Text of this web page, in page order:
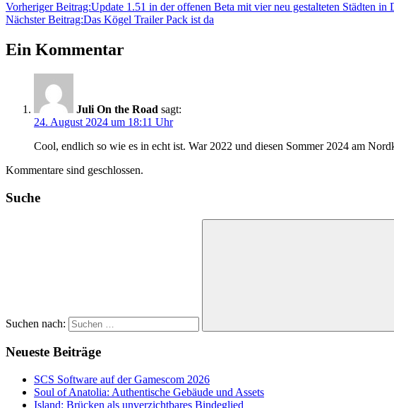
Vorheriger Beitrag:Update 1.51 in der offenen Beta mit vier neu gestalteten Städten in
Nächster Beitrag:Das Kögel Trailer Pack ist da
Ein Kommentar
Juli On the Road sagt:
24. August 2024 um 18:11 Uhr
Cool, endlich so wie es in echt ist. War 2022 und diesen Sommer 2024 am
Kommentare sind geschlossen.
Suche
Suchen nach:
Neueste Beiträge
SCS Software auf der Gamescom 2026
Soul of Anatolia: Authentische Gebäude und Assets
Island: Brücken als unverzichtbares Bindeglied